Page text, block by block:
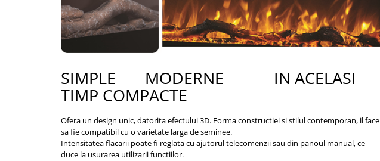
SIMPLE MODERNE IN ACELASI
TIMP COMPACTE
Ofera un design unic, datorita efectului 3D. Forma constructiei si stilul contemporan, il face
sa fie compatibil cu o varietate larga de seminee.
Intensitatea flacarii poate fi reglata cu ajutorul telecomenzii sau din panoul manual, ce
duce la usurarea utilizarii functiilor.